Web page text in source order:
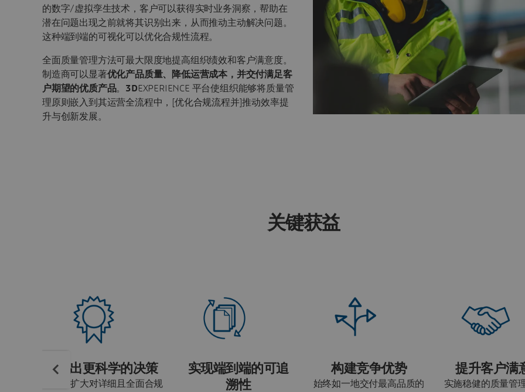
的数字/虚拟孪生技术，客户可以获得实时业务洞察，帮助在
潜在问题出现之前就将其识别出来，从而推动主动解决问题。
这种端到端的可视化可以优化合规性流程。
全面质量管理方法可最大限度地提高组织绩效和客户满意度。
制造商可以显著优化产品质量、降低运营成本，并交付满足客
户期望的优质产品。 3DEXPERIENCE 平台使组织能够将质量管
理原则嵌入到其运营全流程中，[优化合规流程并]推动效率提
升与创新发展。
关键获益
做出更科学的决策
通过扩大对详细且全面合规
实现端到端的可追
溯性
构建竞争优势
始终如一地交付最高品质的
提升客户满
实施稳健的质量管